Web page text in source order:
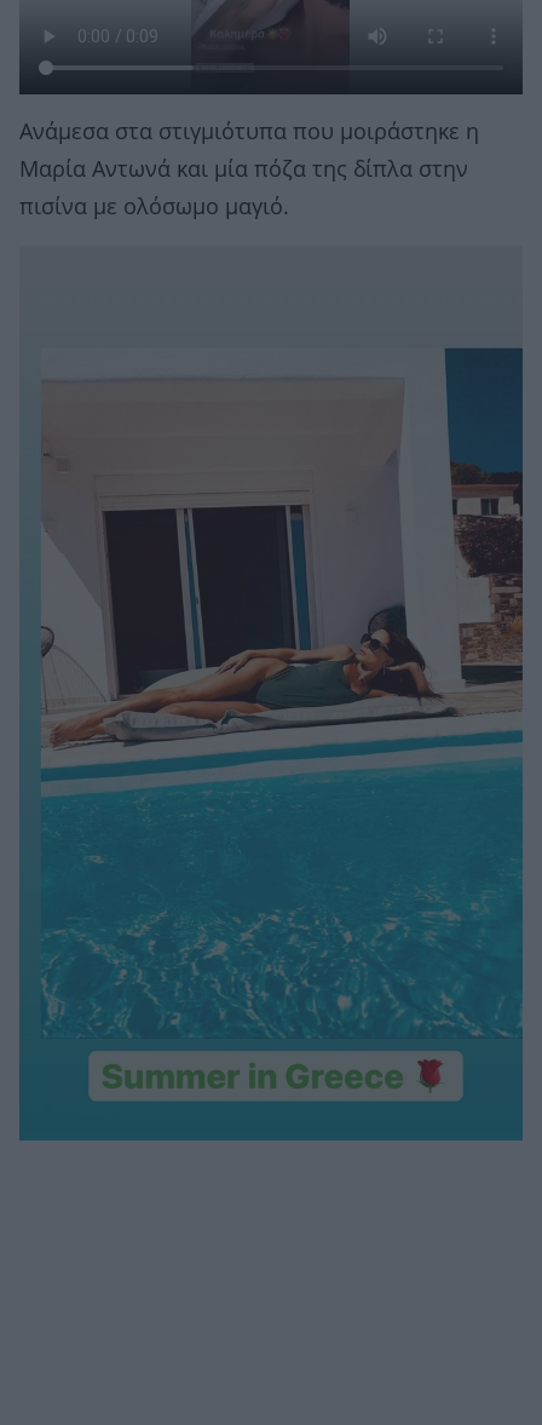
Ανάμεσα στα στιγμιότυπα που μοιράστηκε η
Μαρία Αντωνά και μία πόζα της δίπλα στην
πισίνα με ολόσωμο μαγιό.